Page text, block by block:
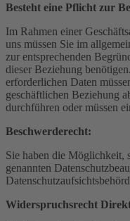
Besteht eine Pflicht zur
Im Rahmen einer
uns müssen Sie im
zur entsprechenden
dieser Beziehung
erforderlichen Daten
geschäftlichen Beziehung
durchführen oder müssen
Beschwerderecht:
Sie haben die Möglichkeit,
genannten
Widerspruchsrecht